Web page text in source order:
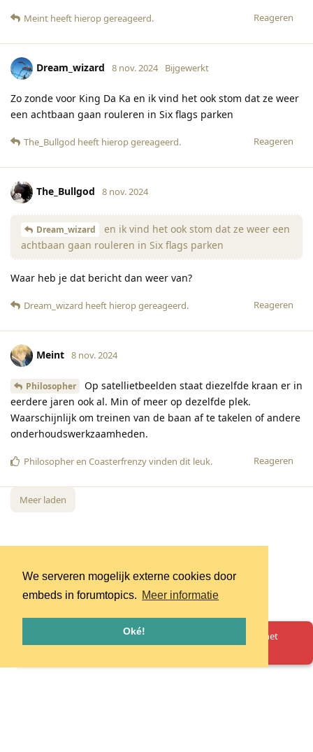
We serveren mogelijk externe cookies door
embeds in forumtopics. Meer informatie
Oké!
Reageren
Meint heeft hierop gereageerd.
Dream_wizard 8 nov. 2024 Bijgewerkt
Zo zonde voor King Da Ka en ik vind het ook stom dat ze weer
een achtbaan gaan rouleren in Six flags parken
Reageren
The_Bullgod heeft hierop gereageerd.
The_Bullgod 8 nov. 2024
Dream_wizard
en ik vind het ook stom dat ze weer een
achtbaan gaan rouleren in Six flags parken
Waar heb je dat bericht dan weer van?
Reageren
Dream_wizard heeft hierop gereageerd.
Meint 8 nov. 2024
Philosopher
Op satellietbeelden staat diezelfde kraan er in
eerdere jaren ook al. Min of meer op dezelfde plek.
Waarschijnlijk om treinen van de baan af te takelen of andere
onderhoudswerkzaamheden.
Reageren
Philosopheren Coasterfrenzyvinden dit leuk.
Meer laden
Oeps! Er is iets misgegaan. Herlaad de pagina en probeer het
opnieuw.